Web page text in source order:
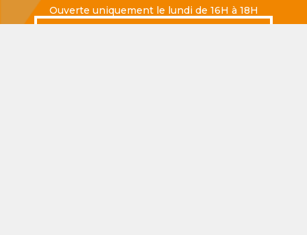
Ouverte uniquement le lundi de 16H à 18H
SECQUEVILLE-EN-BESSIN